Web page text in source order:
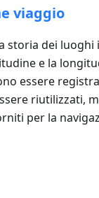
viaggio
storia dei luoghi
e la
essere
riutilizzati,
per la